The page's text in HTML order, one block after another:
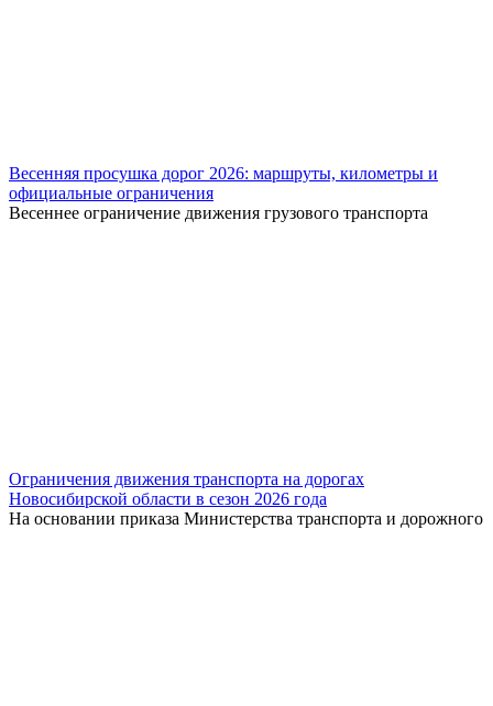
Весенняя просушка дорог 2026: маршруты, километры и
официальные ограничения
Весеннее ограничение движения грузового транспорта
Ограничения движения транспорта на дорогах
Новосибирской области в сезон 2026 года
На основании приказа Министерства транспорта и дорожного